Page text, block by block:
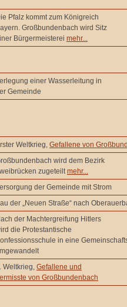
Pfalz kommt zum Königreich
Großbundenbach wird Sitz
Bürgermeisterei mehr...
einer Wasserleitung in
Gemeinde
Weltkrieg, Gefallene von
wird dem Bezirk
zugeteilt mehr...
der Gemeinde mit Strom
der „Neuen Straße“ nach
der Machtergreifung Hitlers
die Protestantische
in eine
Weltkrieg, Gefallene und
von Großbundenbach